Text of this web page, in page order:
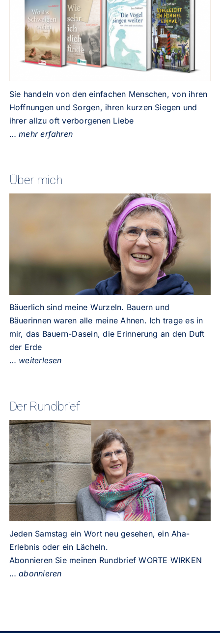
Sie handeln von den einfachen Menschen, von ihren
Hoffnungen und Sorgen, ihren kurzen Siegen und
ihrer allzu oft verborgenen Liebe
…mehr erfahren
Über mich
Bäuerlich sind meine Wurzeln. Bauern und
Bäuerinnen waren alle meine Ahnen. Ich trage es in
mir, das Bauern-Dasein, die Erinnerung an den Duft
der Erde
… weiterlesen
Der Rundbrief
Jeden Samstag ein Wort neu gesehen, ein Aha-
Erlebnis oder ein Lächeln.
Abonnieren Sie meinen Rundbrief WORTE WIRKEN
…abonnieren